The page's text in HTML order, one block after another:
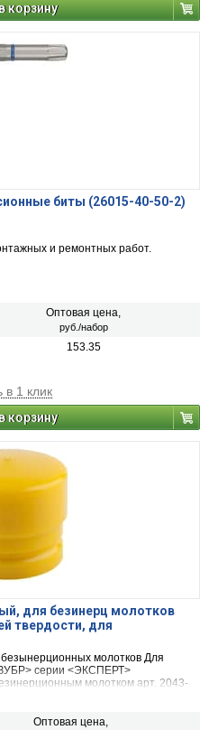
корзину
биты (26015-40-50-2)
и ремонтных работ.
Оптовая цена,
руб./набор
153.35
в 1 клик
корзину
для безинерц молотков
твердости, для
молотков Для
серии <ЭКСПЕРТ>
молотком арт. 2043-
Оптовая цена,